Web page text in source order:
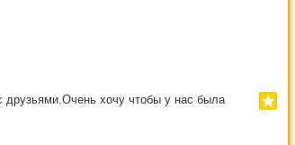
хочу чтобы у нас была